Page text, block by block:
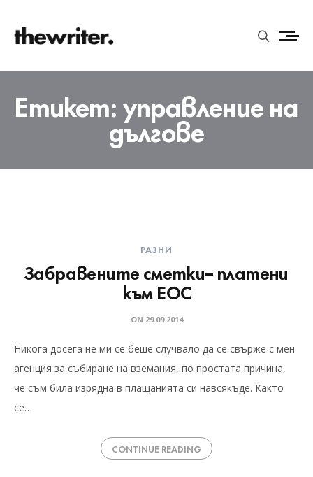
Етикет:управление на
дългове
РАЗНИ
Забравените сметки– платени
към ЕОС
ON 29.09.2014
Никога досега не ми се беше случвало да се свърже с мен
агенция за събиране на вземания, по простата причина,
че съм била изрядна в плащанията си навсякъде. Както
се…
CONTINUE READING